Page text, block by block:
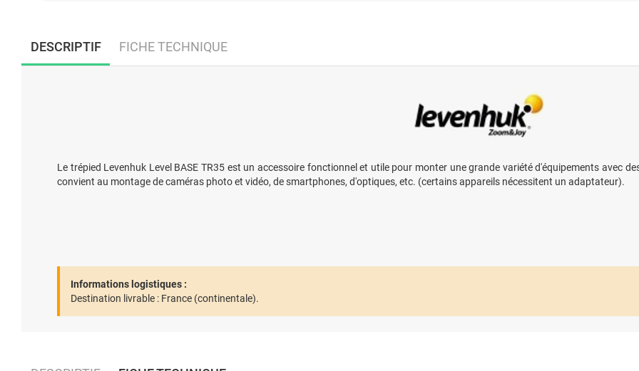
DESCRIPTIF FICHE TECHNIQUE
Le trépied Levenhuk Level BASE TR35 est un accessoire fonctionnel et utile pour monter une grande variété d'équipements avec
convient au montage de caméras photo et vidéo, de smartphones, d'optiques, etc. (certains appareils nécessitent un adaptateur).
Informations logistiques :
Destination livrable : France (continentale).